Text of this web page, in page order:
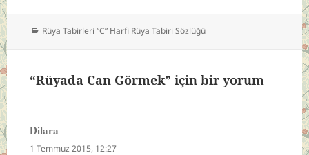
Kategoriler
Rüya Tabirleri “C” Harfi Rüya Tabiri Sözlüğü
“Rüyada Can Görmek” için bir yorum
Dilara
ki:
1 Temmuz 2015, 12:27